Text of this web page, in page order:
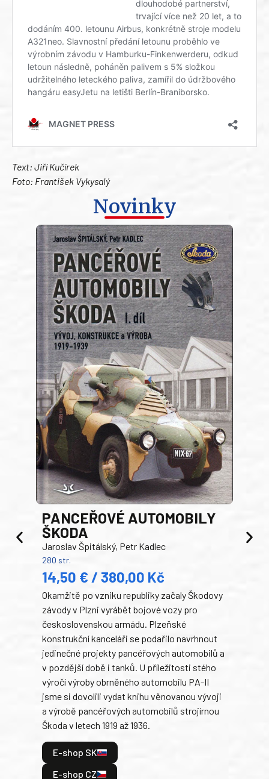
Text: Jiří Kučírek
Foto: František Vykysalý
Novinky
PANCEŘOVÉ AUTOMOBILY
ŠKODA
Jaroslav Špitálský, Petr Kadlec
280 str.
14,50 € / 380,00 Kč
Okamžitě po vzniku republiky začaly Škodovy
závody v Plzni vyrábět bojové vozy pro
československou armádu. Plzeňské
konstrukční kanceláři se podařilo navrhnout
jedinečné projekty pancéřových automobilů a
v pozdější době i tanků. U příležitosti stého
výročí výroby obrněného automobilu PA-II
jsme si dovolili vydat knihu věnovanou vývoji
a výrobě pancéřových automobilů strojírnou
Škoda v letech 1919 až 1936.
E-shop SK
E-shop CZ